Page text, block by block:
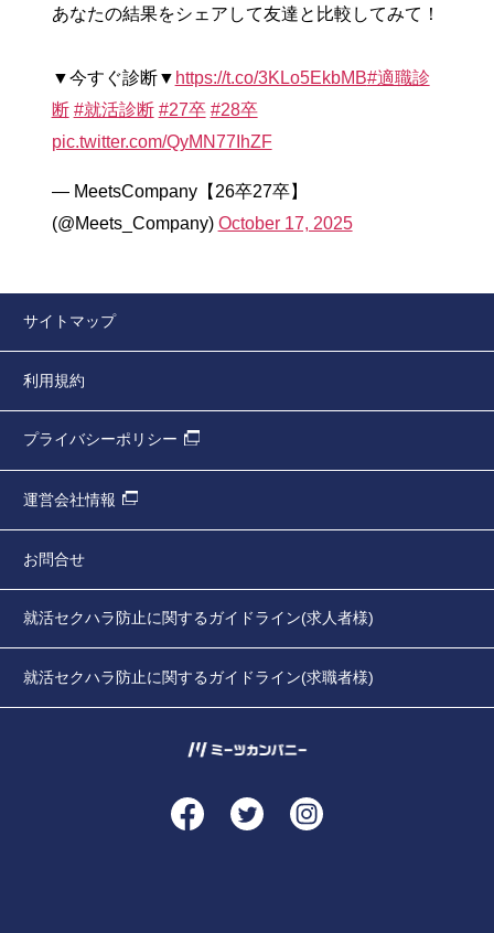
あなたの結果をシェアして友達と比較してみて！
▼今すぐ診断▼ https://t.co/3KLo5EkbMB#適職診
断 #就活診断 #27卒 #28卒
pic.twitter.com/QyMN77IhZF
— MeetsCompany【26卒27卒】
(@Meets_Company) October 17, 2025
サイトマップ
利用規約
プライバシーポリシー
運営会社情報
お問合せ
就活セクハラ防止に関するガイドライン(求人者様)
就活セクハラ防止に関するガイドライン(求職者様)